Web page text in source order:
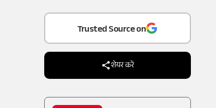
Trusted Source on
शेयर करें